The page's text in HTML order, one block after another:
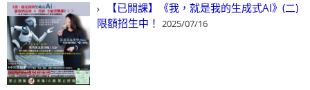
【已開課】《我，就是我的生成式AI》(二)
限額招生中！ 2025/07/16